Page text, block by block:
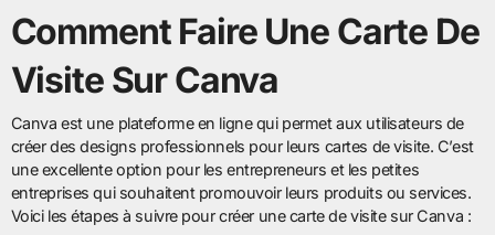
Comment Faire Une Carte De
Visite Sur Canva
Canva est une plateforme en ligne qui permet aux utilisateurs de
créer des designs professionnels pour leurs cartes de visite. C’est
une excellente option pour les entrepreneurs et les petites
entreprises qui souhaitent promouvoir leurs produits ou services.
Voici les étapes à suivre pour créer une carte de visite sur Canva :